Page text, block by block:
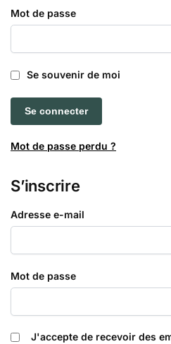
Mot de passe
Se souvenir de moi
Se connecter
Mot de passe perdu ?
S’inscrire
Adresse e-mail
Mot de passe
J'accepte de recevoir des